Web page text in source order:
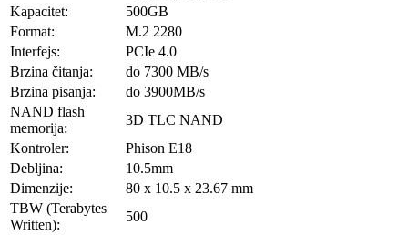
Kapacitet:
500GB
Format:
M.2 2280
Interfejs:
PCIe 4.0
Brzina čitanja:
do 7300 MB/s
Brzina pisanja:
do 3900MB/s
NAND flash
memorija:
3D TLC NAND
Kontroler:
Phison E18
Debljina:
10.5mm
Dimenzije:
80 x 10.5 x 23.67 mm
TBW (Terabytes
Written):
500